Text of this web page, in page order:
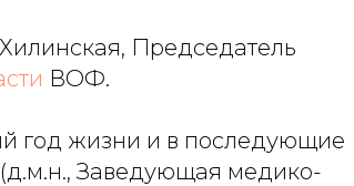
Председатель
ВОФ.
год жизни и в последующие
Заведующая медико-